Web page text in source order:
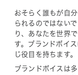
おそらく誰もが自
られるのではない
り、あなたを世界
す。ブランドボイ
じ役目を持ちます。
ブランドボイスは